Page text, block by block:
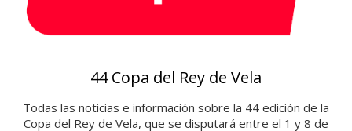
44 Copa del Rey de Vela
Todas las noticias e información sobre la 44 edición de la
Copa del Rey de Vela, que se disputará entre el 1 y 8 de